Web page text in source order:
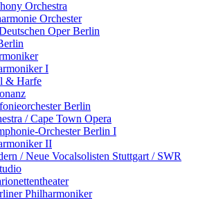
Orchestra
Orchester
Oper Berlin
I
& Harfe
Berlin
/ Cape Town Opera
Orchester Berlin I
II
/ Neue Vocalsolisten Stuttgart / SWR
Philharmoniker